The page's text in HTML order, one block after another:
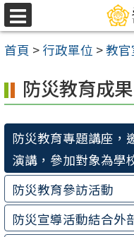
跳
至
主
內
容
選
單
首頁 > 行政單位 >教官
防災教育成果
防災教育專題講座，
演講，參加對象為學
防災教育參訪活動
防災宣導活動結合外